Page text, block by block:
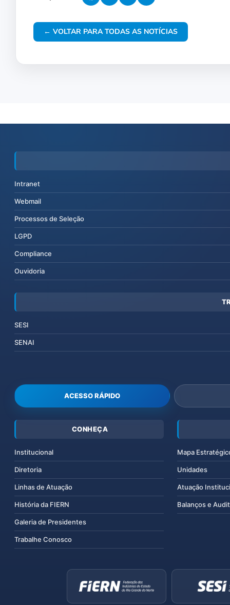
← VOLTAR PARA TODAS AS NOTÍCIAS
Intranet
Webmail
Processos de Seleção
LGPD
Compliance
Ouvidoria
SESI
SENAI
ACESSO RÁPIDO
CONHEÇA
Institucional
Diretoria
Linhas de Atuação
História da FIERN
Galeria de Presidentes
Trabalhe Conosco
Mapa
Unidades
Atuação
Balanços e